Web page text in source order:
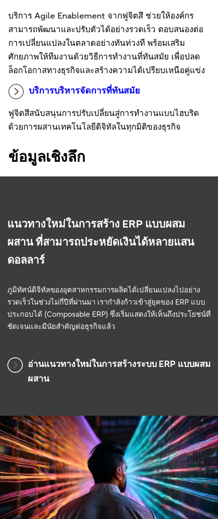
บริการ Agile Enablement จากฟูจิตสึ ช่วยให้องค์กร
สามารถพัฒนาและปรับตัวได้อย่างรวดเร็ว ตอบสนองต่อ
การเปลี่ยนแปลงในตลาดอย่างทันท่วงที พร้อมเสริม
ศักยภาพให้ทีมงานด้วยวิธีการทำงานที่ทันสมัย เพื่อปลด
ล็อกโอกาสทางธุรกิจและสร้างความได้เปรียบเหนือคู่แข่ง
บริการบริหารจัดการที่ทันสมัย
ฟูจิตสึสนับสนุนการปรับเปลี่ยนสู่การทำงานแบบไฮบริด
ด้วยการผสานเทคโนโลยีดิจิทัลในทุกมิติของธุรกิจ
ข้อมูลเชิงลึก
แนวทางใหม่ในการสร้าง ERP แบบผสม
ผสาน ที่สามารถประหยัดเงินได้หลายแสน
ดอลลาร์
ภูมิทัศน์ดิจิทัลของอุตสาหกรรมการผลิตได้เปลี่ยนแปลงไปอย่าง
รวดเร็วในช่วงไม่กี่ปีที่ผ่านมา เรากำลังก้าวเข้าสู่ยุคของ ERP แบบ
ประกอบได้ (Composable ERP) ซึ่งเริ่มแสดงให้เห็นถึงประโยชน์ที่
ชัดเจนและมีนัยสำคัญต่อธุรกิจแล้ว
อ่านแนวทางใหม่ในการสร้างระบบ ERP แบบผสม
ผสาน